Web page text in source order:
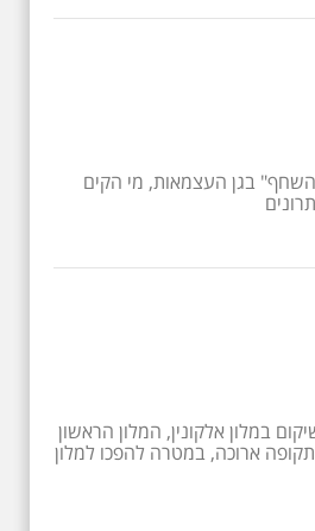
בגן העצמאות, מי הקים
במלון אלקונין, המלון הראשון
ארוכה, במטרה להפכו למלון